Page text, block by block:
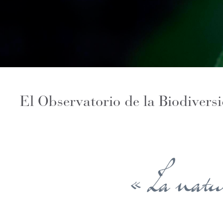
El Observatorio de la